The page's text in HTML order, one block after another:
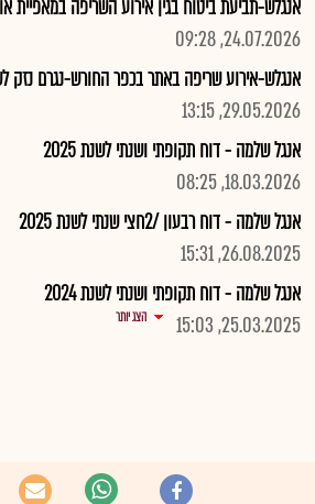
אנגלש-תביעת ביטוח בגין אירוע השריפה במאפיית
24.07.2026, 09:28
אנגלש-אירוע שריפה באתר בכפר החורש-נגרם נזק
29.05.2026, 13:15
אנגל שלמה - דוח תקופתי ושנתי לשנת 2025
18.03.2026, 08:25
אנגל שלמה - דוח רבעון /2חצי שנתי לשנת 2025
26.08.2025, 15:31
אנגל שלמה - דוח תקופתי ושנתי לשנת 2024
25.03.2025, 15:03
הצג יותר